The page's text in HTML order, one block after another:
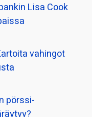
Lisa Cook
vahingot
pörssi­